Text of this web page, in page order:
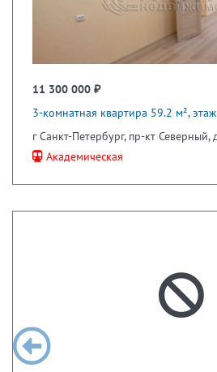
11 300 000 ₽
3-комнатная квартира 59.2 м²,
г Санкт-Петербург, пр-кт Северный,
Академическая